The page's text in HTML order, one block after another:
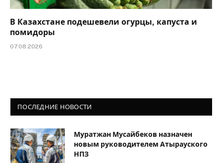
В Казахстане подешевели огурцы, капуста и
помидоры
07.08.2026
ПОСЛЕДНИЕ НОВОСТИ
Муратжан Мусайбеков назначен
новым руководителем Атырауского
НПЗ